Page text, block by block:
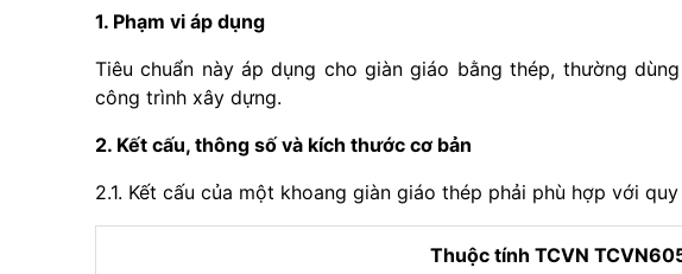
1. Phạm vi áp dụng
Tiêu chuẩn này áp dụng cho giàn giáo bằng thép, thường
công trình xây dựng.
2. Kết cấu, thông số và kích thước cơ bản
2.1. Kết cấu của một khoang giàn giáo thép phải phù hợp với
Thuộc tính TCVN